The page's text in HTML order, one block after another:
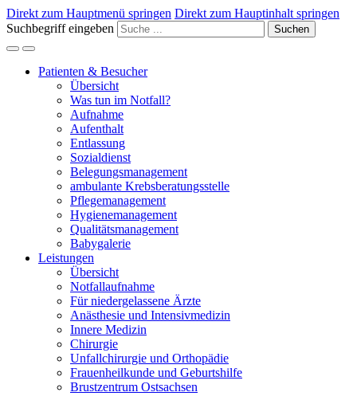
Direkt zum Hauptmenü springen Direkt zum Hauptinhalt springen
Suchbegriff eingeben
Suchen
Patienten & Besucher
Übersicht
Was tun im Notfall?
Aufnahme
Aufenthalt
Entlassung
Sozialdienst
Belegungsmanagement
ambulante Krebsberatungsstelle
Pflegemanagement
Hygienemanagement
Qualitätsmanagement
Babygalerie
Leistungen
Übersicht
Notfallaufnahme
Für niedergelassene Ärzte
Anästhesie und Intensivmedizin
Innere Medizin
Chirurgie
Unfallchirurgie und Orthopädie
Frauenheilkunde und Geburtshilfe
Brustzentrum Ostsachsen